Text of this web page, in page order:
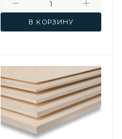
В КОРЗИНУ